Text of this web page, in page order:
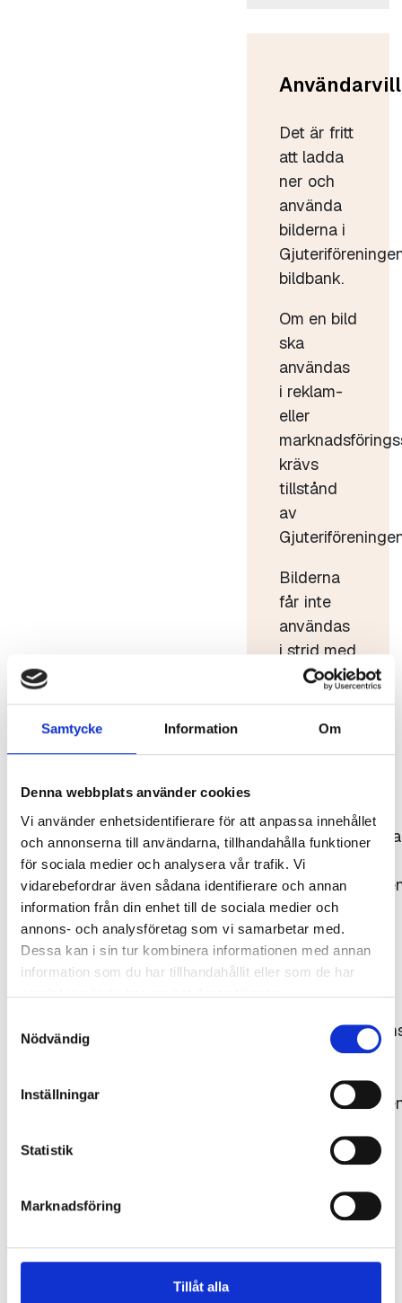
Samtycke Information Om
Denna webbplats använder cookies
Vi använder enhetsidentifierare för att anpassa innehållet
och annonserna till användarna, tillhandahålla funktioner
för sociala medier och analysera vår trafik. Vi
vidarebefordrar även sådana identifierare och annan
information från din enhet till de sociala medier och
annons- och analysföretag som vi samarbetar med.
Dessa kan i sin tur kombinera informationen med annan
information som du har tillhandahållit eller som de har
Nödvändig
Inställningar
Statistik
Marknadsföring
Tillåt alla
Det är fritt
att ladda
ner och
använda
bilderna i
bildbank.
Om en bild
ska
användas
i reklam-
eller
krävs
tillstånd
av
Bilderna
får inte
användas
i strid med
god sed.
Bilderna
får inte
Bildrättigheterna
tillhör
respektive
fotograf.
Källan ska
uppges,
fotografens/
företagets